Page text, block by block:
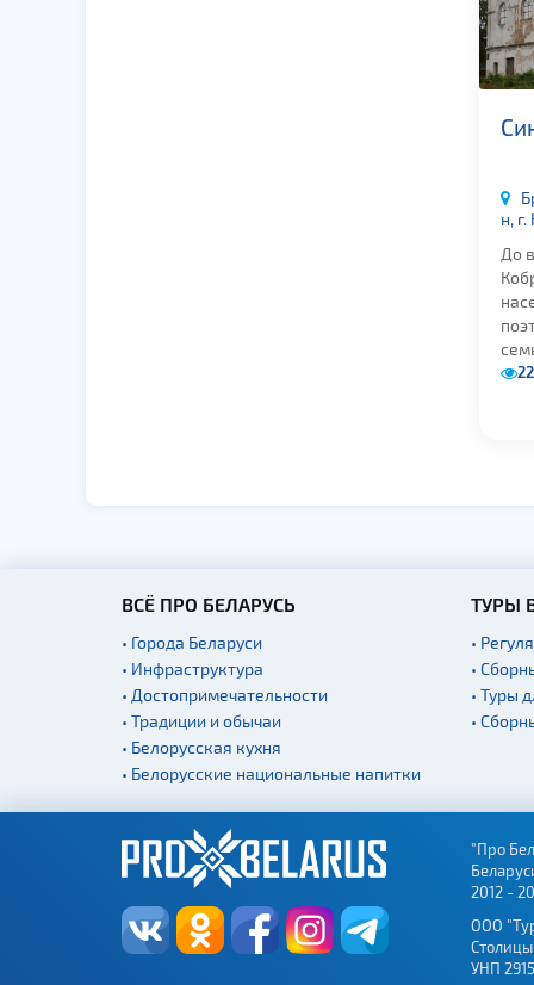
н,
До
ВСЁ ПРО БЕЛАРУСЬ
• Города Беларуси
• Инфраструктура
• Достопримечательности
• Традиции и обычаи
• Белорусская кухня
• Белорусские национальные напитки
ТУРЫ
•
•
• Туры
•
"Про
2012 -
ООО
УНП